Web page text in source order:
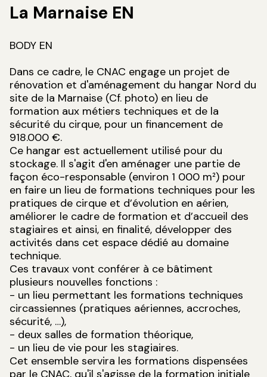
La Marnaise EN
BODY EN
Dans ce cadre, le CNAC engage un projet de
rénovation et d'aménagement du hangar Nord du
site de la Marnaise (Cf. photo) en lieu de
formation aux métiers techniques et de la
sécurité du cirque, pour un financement de
918.000 €.
Ce hangar est actuellement utilisé pour du
stockage. Il s'agit d'en aménager une partie de
façon éco-responsable (environ 1 000 m²) pour
en faire un lieu de formations techniques pour les
pratiques de cirque et d’évolution en aérien,
améliorer le cadre de formation et d’accueil des
stagiaires et ainsi, en finalité, développer des
activités dans cet espace dédié au domaine
technique.
Ces travaux vont conférer à ce bâtiment
plusieurs nouvelles fonctions :
- un lieu permettant les formations techniques
circassiennes (pratiques aériennes, accroches,
sécurité, …),
- deux salles de formation théorique,
- un lieu de vie pour les stagiaires.
Cet ensemble servira les formations dispensées